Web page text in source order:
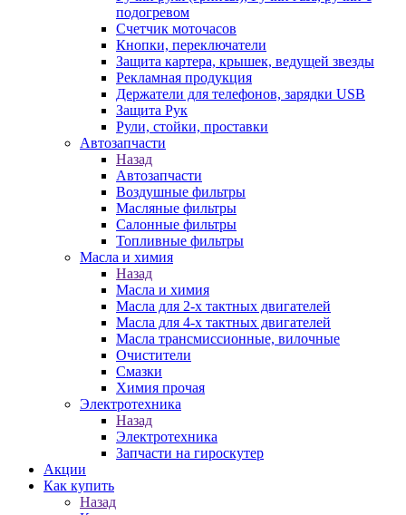
подогревом
Счетчик моточасов
Кнопки, переключатели
Защита картера, крышек, ведущей звезды
Рекламная продукция
Держатели для телефонов, зарядки USB
Защита Рук
Рули, стойки, проставки
Автозапчасти
Назад
Автозапчасти
Воздушные фильтры
Масляные фильтры
Салонные фильтры
Топливные фильтры
Масла и химия
Назад
Масла и химия
Масла для 2-х тактных двигателей
Масла для 4-х тактных двигателей
Масла трансмиссионные, вилочные
Очистители
Смазки
Химия прочая
Электротехника
Назад
Электротехника
Запчасти на гироскутер
Акции
Как купить
Назад